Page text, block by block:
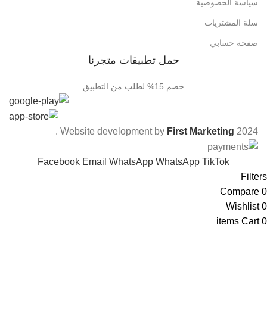
سياسة الخصوصية
سلة المشتريات
صفحة حسابي
حمل تطبيقات متجرنا
خصم 15% لطلب من التطبيق
Website development by First Marketing 2024
.
Facebook Email WhatsApp WhatsApp TikTok
Filters
0
Compare
0
Wishlist
0
items Cart